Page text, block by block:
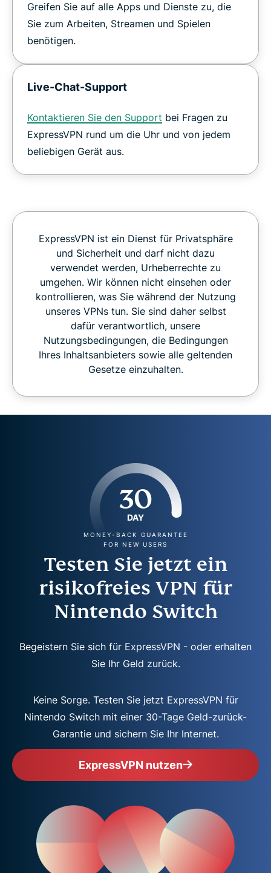
Greifen Sie auf alle Apps und Dienste zu, die
Sie zum Arbeiten, Streamen und Spielen
benötigen.
Live-Chat-Support
Kontaktieren Sie den Support bei Fragen zu
ExpressVPN rund um die Uhr und von jedem
beliebigen Gerät aus.
ExpressVPN ist ein Dienst für Privatsphäre
und Sicherheit und darf nicht dazu
verwendet werden, Urheberrechte zu
umgehen. Wir können nicht einsehen oder
kontrollieren, was Sie während der Nutzung
unseres VPNs tun. Sie sind daher selbst
dafür verantwortlich, unsere
Nutzungsbedingungen, die Bedingungen
Ihres Inhaltsanbieters sowie alle geltenden
Gesetze einzuhalten.
30
DAY
MONEY-BACK GUARANTEE
FOR NEW USERS
Testen Sie jetzt ein
risikofreies VPN für
Nintendo Switch
Begeistern Sie sich für ExpressVPN - oder erhalten
Sie Ihr Geld zurück.
Keine Sorge. Testen Sie jetzt ExpressVPN für
Nintendo Switch mit einer 30-Tage Geld-zurück-
Garantie und sichern Sie Ihr Internet.
ExpressVPN nutzen